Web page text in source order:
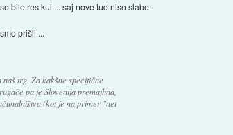
bile res kul ... saj nove tud niso slabe.
prišli ...
trg. Za kakšne specifične
pa je Slovenija premajhna,
(kot je na primer "net